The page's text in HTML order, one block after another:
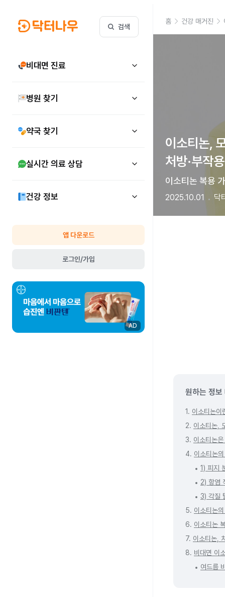
검색
비대면 진료
병원 찾기
약국 찾기
실시간 의료 상담
건강 정보
앱 다운로드
로그인/가입
AD
홈 건강 매거진
이소티논,
처방·부작
이소티논 복용
2025.10.01 닥
원하는 정보
1. 이소티논이
2. 이소티논,
3. 이소티논
4. 이소티논
1) 피지
2) 항염
3) 각질
5. 이소티논
6. 이소티논
7. 이소티논,
8. 비대면 이
여드름